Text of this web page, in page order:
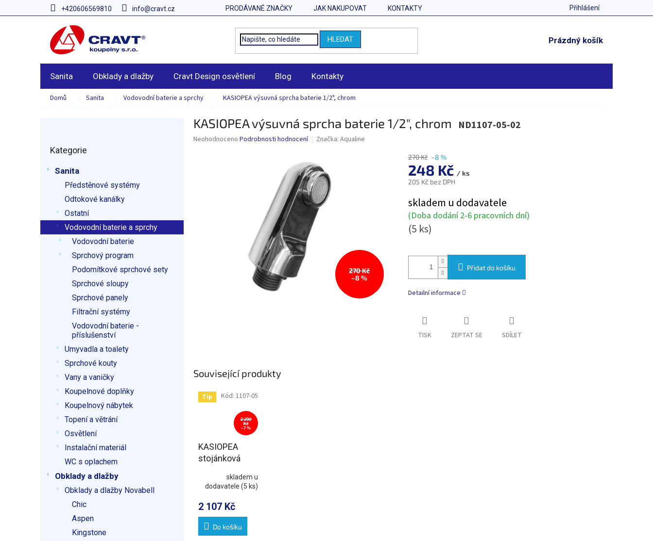
na
+420606569810 info@cravt.cz PRODÁVANÉ ZNAČKY JAK NAKUPOVAT KONTAKTY Přihlášení
HLEDAT
NÁKUPNÍ
Prázdný košík
Sanita Obklady a dlažby Cravt Design osvětlení Blog Kontakty
Domů Sanita Vodovodní baterie a sprchy KASIOPEA výsuvná sprcha baterie 1/2", chrom
p
kategorie
Kategorie
Sanita
Předstěnové systémy
Odtokové kanálky
Ostatní
Vodovodní baterie a sprchy
Vodovodní baterie
Sprchový program
Podomítkové sprchové sety
Sprchové sloupy
Sprchové panely
Filtrační systémy
Vodovodní baterie -
příslušenství
Umyvadla a toalety
Sprchové kouty
Vany a vaničky
Koupelnové doplňky
Koupelnový nábytek
Topení a větrání
Osvětlení
Instalační materiál
WC s oplachem
Obklady a dlažby
Obklady a dlažby Novabell
Chic
Aspen
Kingstone
KASIOPEA výsuvná sprcha baterie 1/2", chrom ND1107-05-02
Průměrné
Neohodnoceno Podrobnosti hodnocení Značka: Aqualine
270 Kč
–8 %
270 Kč –8 %
248 Kč / ks
205 Kč bez DPH
cena:
skladem u dodavatele
(Doba dodání 2-6 pracovních dní)
(5 ks)
Přidat do košíku
Detailní informace
TISK ZEPTAT SE SDÍLET
Související produkty
Tip
2 290
Kč
–7 %
KASIOPEA
stojánková
baterie s
sprškou, chrom
skladem u
dodavatele(5 ks)
2 107 Kč
Do košíku
Kód:1107-05